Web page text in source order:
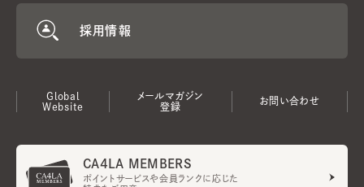
採用情報
Global
Website
メールマガジン
登録
お問い合わせ
CA4LA MEMBERS
ポイントサービスや会員ランクに応じた